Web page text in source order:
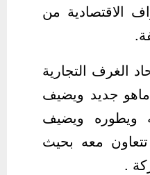
الاقتصادية من
الغرف التجارية
جديد ويضيف
ويطوره ويضيف
معه بحيث
.